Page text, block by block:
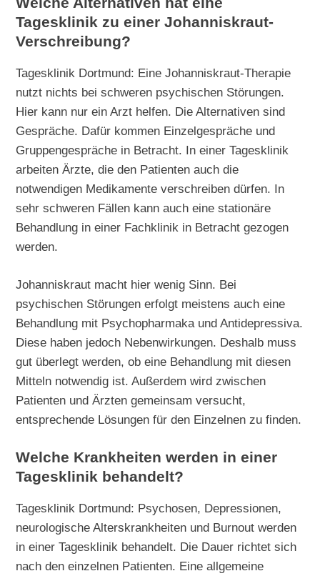
Tagesklinik zu einer Johanniskraut-
Verschreibung?
Tagesklinik Dortmund: Eine Johanniskraut-Therapie
nutzt nichts bei schweren psychischen Störungen.
Hier kann nur ein Arzt helfen. Die Alternativen sind
Gespräche. Dafür kommen Einzelgespräche und
Gruppengespräche in Betracht. In einer Tagesklinik
arbeiten Ärzte, die den Patienten auch die
notwendigen Medikamente verschreiben dürfen. In
sehr schweren Fällen kann auch eine stationäre
Behandlung in einer Fachklinik in Betracht gezogen
werden.
Johanniskraut macht hier wenig Sinn. Bei
psychischen Störungen erfolgt meistens auch eine
Behandlung mit Psychopharmaka und Antidepressiva.
Diese haben jedoch Nebenwirkungen. Deshalb muss
gut überlegt werden, ob eine Behandlung mit diesen
Mitteln notwendig ist. Außerdem wird zwischen
Patienten und Ärzten gemeinsam versucht,
entsprechende Lösungen für den Einzelnen zu finden.
Welche Krankheiten werden in einer
Tagesklinik behandelt?
Tagesklinik Dortmund: Psychosen, Depressionen,
neurologische Alterskrankheiten und Burnout werden
in einer Tagesklinik behandelt. Die Dauer richtet sich
nach den einzelnen Patienten. Eine allgemeine